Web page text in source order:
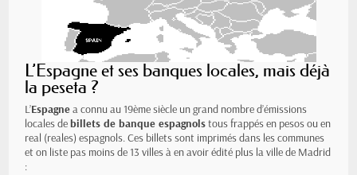
L’Espagne et ses banques locales, mais déjà
la peseta ?
L’Espagnea connu au 19ème siècle un grand nombre d’émissions
locales debillets de banque espagnolstous frappés en pesos ou en
real (reales) espagnols. Ces billets sont imprimés dans les communes
et on liste pas moins de 13 villes à en avoir édité plus la ville de Madrid
: